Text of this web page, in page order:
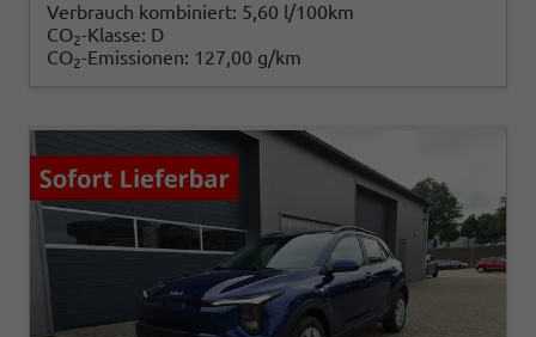
Verbrauch kombiniert: 5,60 l/100km
CO2-Klasse: D
CO2-Emissionen: 127,00 g/km